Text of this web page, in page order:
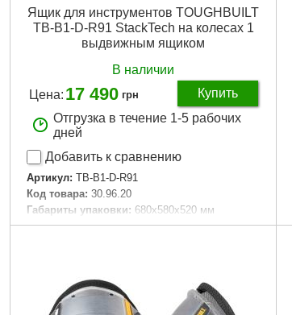
Ящик для инструментов TOUGHBUILT
TB-B1-D-R91 StackTech на колесах 1
выдвижным ящиком
В наличии
Цена: 17 490 грн
Купить
Отгрузка в течение 1-5 рабочих
дней
Добавить к сравнению
Артикул: TB-B1-D-R91
Код товара: 30.96.20
Габариты упаковки: 680x580x520 мм
Вес брутто: 19,800 г